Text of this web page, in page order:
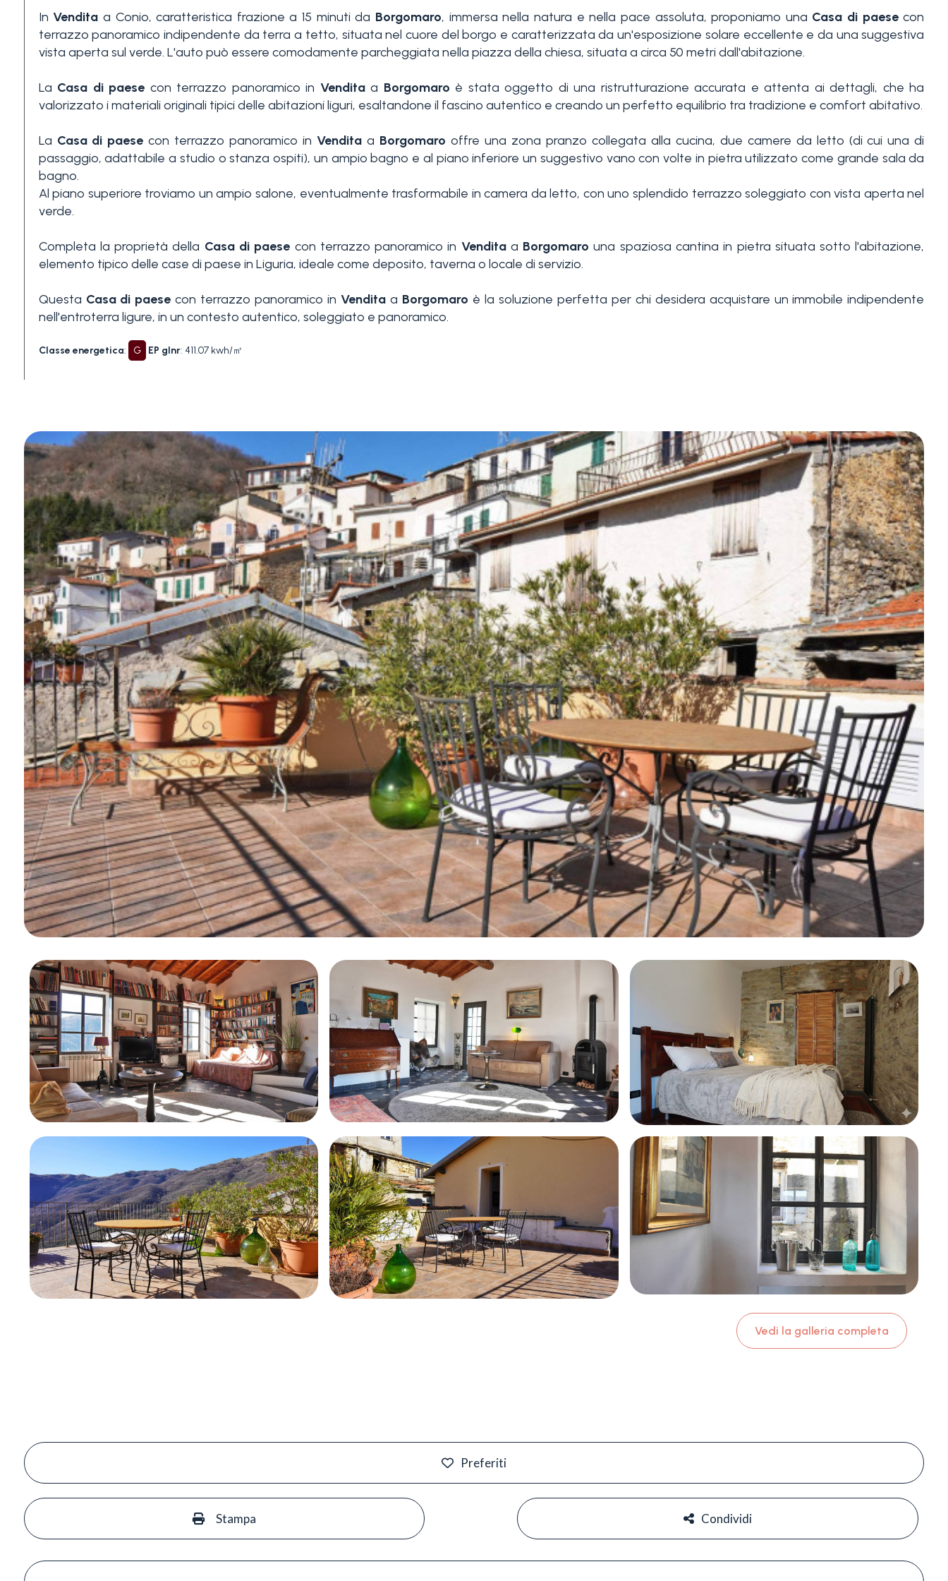
In Vendita a Conio, caratteristica frazione a 15 minuti da Borgomaro, immersa nella natura e nella pace assoluta, proponiamo una Casa di paesecon
terrazzo panoramico indipendente da terra a tetto, situata nel cuore del borgo e caratterizzata da un'esposizione solare eccellente e da una suggestiva
vista aperta sul verde. L'auto può essere comodamente parcheggiata nella piazza della chiesa, situata a circa 50 metri dall'abitazione.
La Casa di paese con terrazzo panoramico in Venditaa Borgomaro è stata oggetto di una ristrutturazione accurata e attenta ai dettagli, che ha
valorizzato i materiali originali tipici delle abitazioni liguri, esaltandone il fascino autentico e creando un perfetto equilibrio tra tradizione e comfort abitativo.
La Casa di paese con terrazzo panoramico in Vendita a Borgomaro offre una zona pranzo collegata alla cucina, due camere da letto (di cui una di
passaggio, adattabile a studio o stanza ospiti), un ampio bagno e al piano inferiore un suggestivo vano con volte in pietra utilizzato come grande sala da
bagno.
Al piano superiore troviamo un ampio salone, eventualmente trasformabile in camera da letto, con uno splendido terrazzo soleggiato con vista aperta nel
verde.
Completa la proprietà della Casa di paese con terrazzo panoramico in Venditaa Borgomaro una spaziosa cantina in pietra situata sotto l'abitazione,
elemento tipico delle case di paese in Liguria, ideale come deposito, taverna o locale di servizio.
Questa Casa di paese con terrazzo panoramico in Vendita a Borgomaro è la soluzione perfetta per chi desidera acquistare un immobile indipendente
nell'entroterra ligure, in un contesto autentico, soleggiato e panoramico.
Classe energetica: G EP glnr: 411.07 kwh/㎡
Vedi la galleria completa
Preferiti
Stampa Condividi
opzioni
Giardino
Ascensore
Piscina